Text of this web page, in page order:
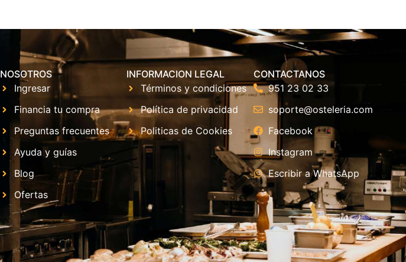
NOSOTROS
Ingresar
Financia tu compra
Preguntas frecuentes
Ayuda y guías
Blog
Ofertas
INFORMACION LEGAL
Términos y condiciones
Política de privacidad
Politicas de Cookies
CONTACTANOS
951 23 02 33
soporte@osteleria.com
Facebook
Instagram
Escribir a WhatsApp